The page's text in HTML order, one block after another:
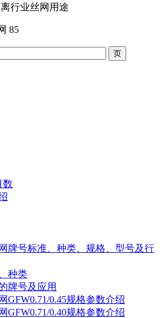
行业丝网用途
85
数
牌号标准、种类、规格、型号及行
种类
牌号及应用
GFW0.71/0.45规格参数介绍
GFW0.71/0.40规格参数介绍